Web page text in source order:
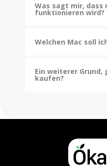
Was sagt mir, dass
funktionieren wird?
Welchen Mac soll
Ein weiterer
kaufen?